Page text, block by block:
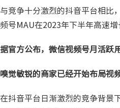
与竞争十分激烈的抖音平台相比
频号MAU在2023年下半年高速增
据官方公布，微信视频号月活跃
嗅觉敏锐的商家已经开始布局视
在抖音平台日渐激烈的竞争背景